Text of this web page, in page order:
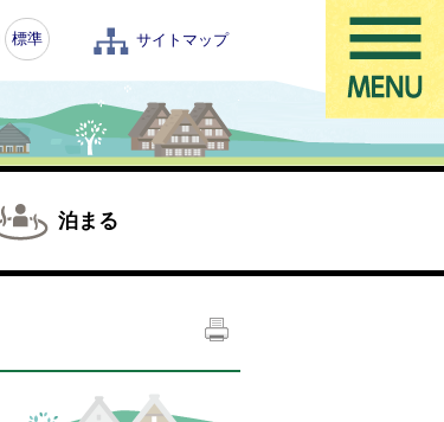
標準 サイトマップ
泊まる